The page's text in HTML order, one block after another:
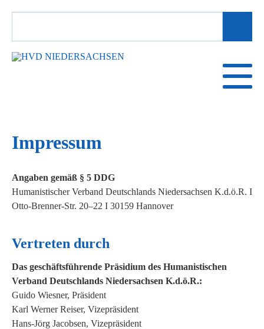
SUCHBEGRIFFE
Impressum
Angaben gemäß § 5 DDG
Humanistischer Verband Deutschlands Niedersachsen K.d.ö.R. I
Otto-Brenner-Str. 20–22 I 30159 Hannover
Vertreten durch
Das geschäftsführende Präsidium des Humanistischen
Verband Deutschlands Niedersachsen K.d.ö.R.:
Guido Wiesner, Präsident
Karl Werner Reiser, Vizepräsident
Hans-Jörg Jacobsen, Vizepräsident